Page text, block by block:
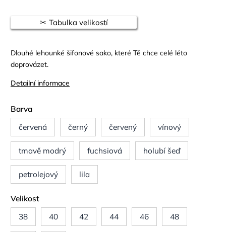
Dlouhé lehounké šifonové sako, které Tě chce celé léto
doprovázet.
Detailní informace
Tabulka velikostí
Barva
červená
černý červený vínový
tmavě modrý fuchsiová holubí šeď
petrolejový lila
Velikost
38
40 42 44 46 48